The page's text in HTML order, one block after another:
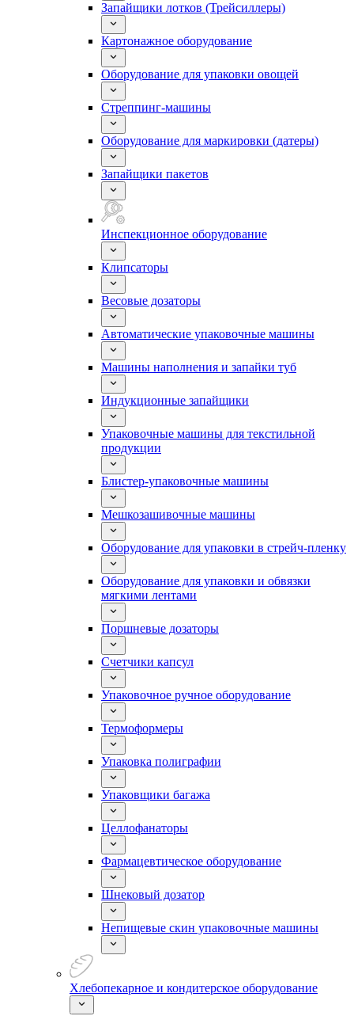
Запайщики лотков (Трейсиллеры)
Картонажное оборудование
Оборудование для упаковки овощей
Стреппинг-машины
Оборудование для маркировки (датеры)
Запайщики пакетов
Инспекционное оборудование
Клипсаторы
Весовые дозаторы
Автоматические упаковочные машины
Машины наполнения и запайки туб
Индукционные запайщики
Упаковочные машины для текстильной
продукции
Блистер-упаковочные машины
Мешкозашивочные машины
Оборудование для упаковки в стрейч-пленку
Оборудование для упаковки и обвязки
мягкими лентами
Поршневые дозаторы
Счетчики капсул
Упаковочное ручное оборудование
Термоформеры
Упаковка полиграфии
Упаковщики багажа
Целлофанаторы
Фармацевтическое оборудование
Шнековый дозатор
Непищевые скин упаковочные машины
Хлебопекарное и кондитерское оборудование